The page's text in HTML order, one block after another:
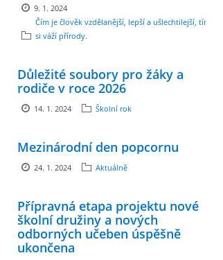
9. 1. 2024
Čím je člověk vzdělanější, lepší a ušlechtilejší, tím víc
si váží přírody.
Důležité soubory pro žáky a
rodiče v roce 2026
14. 1. 2024 Školní rok
Mezinárodní den popcornu
24. 1. 2024 Aktuálně
Přípravná etapa projektu nové
školní družiny a nových
odborných učeben úspěšně
ukončena